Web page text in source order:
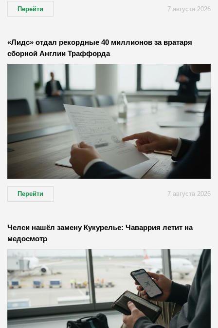
Перейти 7 августа 2026
«Лидс» отдал рекордные 40 миллионов за вратаря
сборной Англии Траффорда
Перейти 7 августа 2026
Челси нашёл замену Кукурелье: Чаваррия летит на
медосмотр